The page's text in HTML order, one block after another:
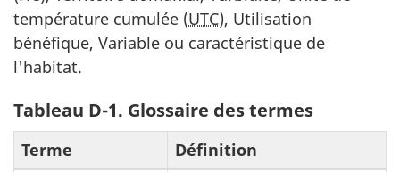
température cumulée (UTC), Utilisation
bénéfique, Variable ou caractéristique de
l'habitat.
Tableau D-1. Glossaire des termes
Terme
Définition